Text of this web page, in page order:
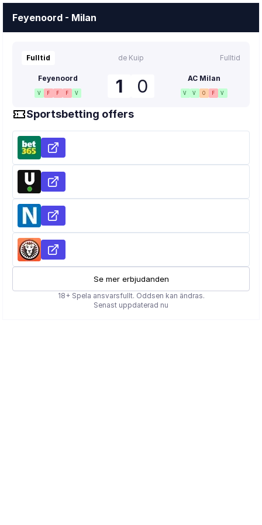
Feyenoord - Milan
Fulltid de Kuip Fulltid
Feyenoord
V F F F V 1 0 AC Milan
V V O F V
Sportsbetting offers
Se mer erbjudanden
18+ Spela ansvarsfullt. Oddsen kan ändras.
Senast uppdaterad nu